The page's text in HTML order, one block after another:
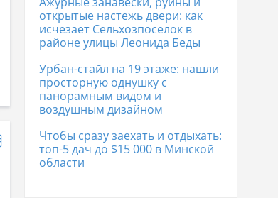
Коттеджи в Лиде 170 267 р.
открытые настежь двери: как
исчезает Сельхозпоселок в
районе улицы Леонида Беды
Урбан-стайл на 19 этаже: нашли
просторную однушку с
панорамным видом и
воздушным дизайном
Чтобы сразу заехать и отдыхать:
топ-5 дач до $15 000 в Минской
области